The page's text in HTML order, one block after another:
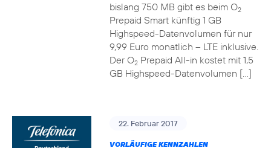
bislang 750 MB gibt es beim O2
Prepaid Smart künftig 1 GB
Highspeed-Datenvolumen für nur
9,99 Euro monatlich – LTE inklusive.
Der O2Prepaid All-in kostet mit 1,5
GB Highspeed-Datenvolumen […]
22. Februar 2017
VORLÄUFIGE KENNZAHLEN